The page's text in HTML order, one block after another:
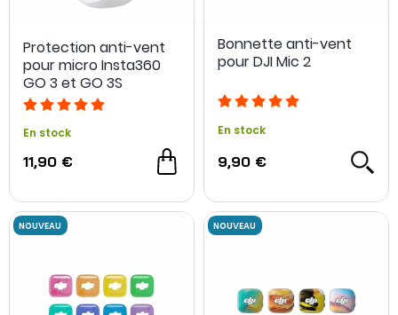
Protection anti-vent
pour micro Insta360
GO 3 et GO 3S
En stock
11,90 €
Bonnette anti-vent
pour DJI Mic 2
En stock
9,90 €